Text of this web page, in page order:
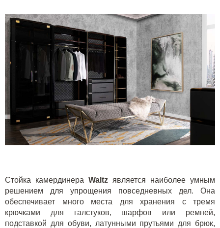
Стойка камердинера Waltz является наиболее умным
решением для упрощения повседневных дел. Она
обеспечивает много места для хранения с тремя
крючками для галстуков, шарфов или ремней,
подставкой для обуви, латунными прутьями для брюк,